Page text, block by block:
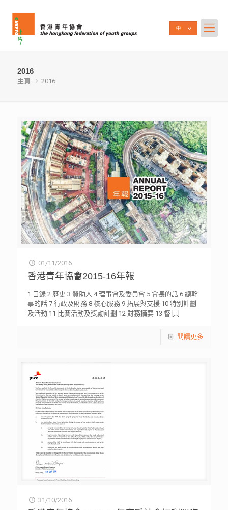
2016
主頁 2016
01/11/2016
香港青年協會2015-16年報
1 目錄 2 歷史 3 贊助人 4 理事會及委員會 5 會長的話 6 總幹
事的話 7 行政及財務 8 核心服務 9 拓展與支援 10 特別計劃
及活動 11 比賽活動及獎勵計劃 12 財務摘要 13 督[…]
閱讀更多
31/10/2016